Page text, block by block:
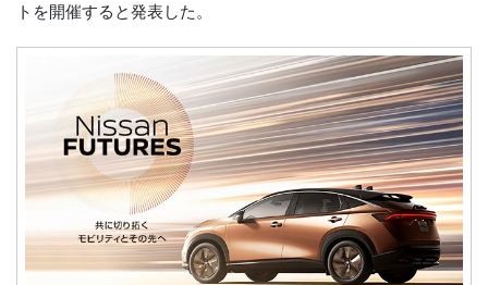
トを開催すると発表した。